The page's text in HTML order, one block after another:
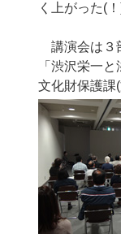
く上がった(
講演会は３
「渋沢栄一
文化財保護課